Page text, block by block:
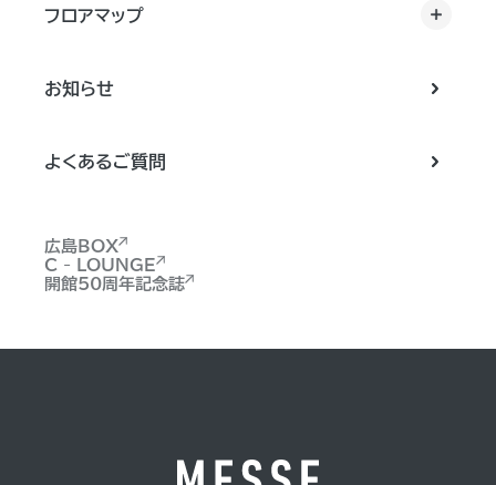
フロアマップ
お知らせ
よくあるご質問
広島BOX
C - LOUNGE
開館50周年記念誌